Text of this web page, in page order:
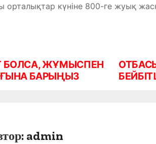
күніне 800-ге жуық
ЖҰМЫСПЕН
БАРЫҢЫЗ
admin